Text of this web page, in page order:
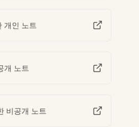
개인 노트
개 노트
비공개 노트